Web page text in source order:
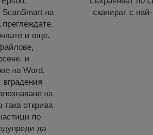
на
и още.
и
на Word,
на
открива
по
да
сканират с